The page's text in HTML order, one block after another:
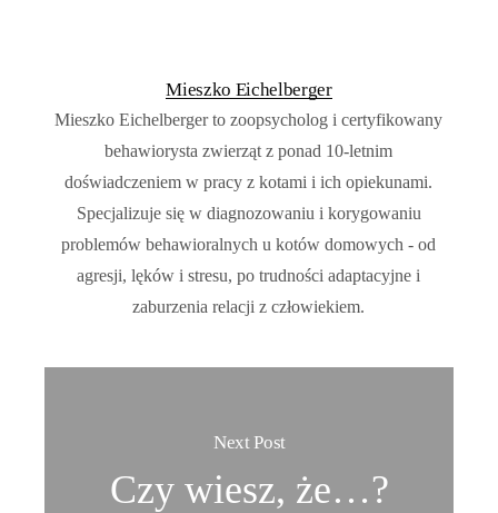
Mieszko Eichelberger
Mieszko Eichelberger to zoopsycholog i certyfikowany
behawiorysta zwierząt z ponad 10-letnim
doświadczeniem w pracy z kotami i ich opiekunami.
Specjalizuje się w diagnozowaniu i korygowaniu
problemów behawioralnych u kotów domowych - od
agresji, lęków i stresu, po trudności adaptacyjne i
zaburzenia relacji z człowiekiem.
Next Post
Czy wiesz, że…?